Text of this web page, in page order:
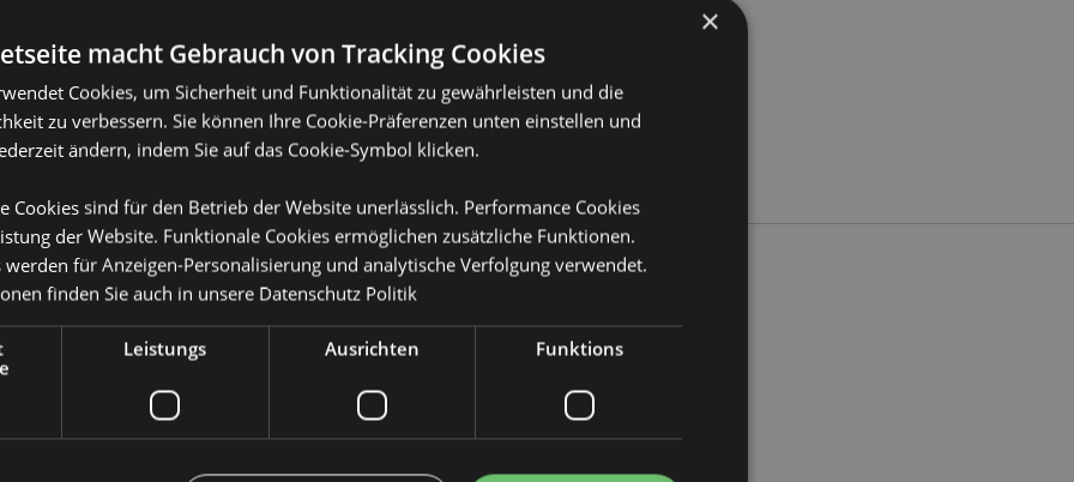
Produktattribute
Mehr
Information
Abmessungen Höhe 14cm Breite 6cm Tiefe 1cm
EAN-Nummer
Kartonmenge 288
×
macht Gebrauch von Tracking Cookies
Cookies, um Sicherheit und Funktionalität zu gewährleisten und die
zu verbessern. Sie können Ihre Cookie-Präferenzen unten einstellen und
ändern, indem Sie auf das Cookie-Symbol klicken.
Cookies sind für den Betrieb der Website unerlässlich. Performance Cookies
der Website. Funktionale Cookies ermöglichen zusätzliche Funktionen.
werden für Anzeigen-Personalisierung und analytische Verfolgung verwendet.
finden Sie auch in unsere Datenschutz Politik
Leistungs Ausrichten Funktions